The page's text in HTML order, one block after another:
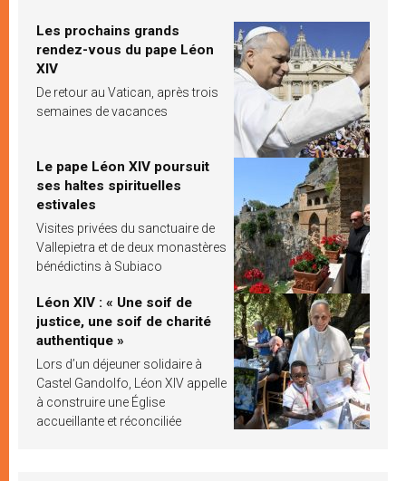
Les prochains grands
rendez-vous du pape Léon
XIV
De retour au Vatican, après trois
semaines de vacances
Le pape Léon XIV poursuit
ses haltes spirituelles
estivales
Visites privées du sanctuaire de
Vallepietra et de deux monastères
bénédictins à Subiaco
Léon XIV : « Une soif de
justice, une soif de charité
authentique »
Lors d’un déjeuner solidaire à
Castel Gandolfo, Léon XIV appelle
à construire une Église
accueillante et réconciliée